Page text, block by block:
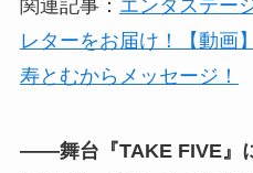
関連記事： エンタステー
レターをお届け！【動画
寿とむからメッセージ！
――舞台『TAKE FIVE』